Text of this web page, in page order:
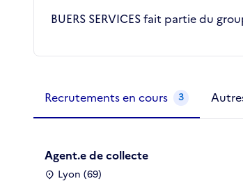
BUERS SERVICES fait partie du
Métiers de la structure
Recrutements en cours 3
Agent.e de collecte
Lyon (69)